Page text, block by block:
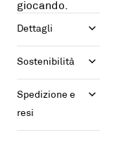
giocando.
Dettagli
Sostenibilità
Spedizione e
resi